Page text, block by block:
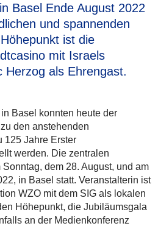
Basel Ende August 2022
und spannenden
ist die
mit Israels
Herzog als Ehrengast.
Basel konnten heute der
den anstehenden
125 Jahre Erster
werden. Die zentralen
dem 28. August, und am
in Basel statt. Veranstalterin ist
WZO mit dem SIG als lokalen
Höhepunkt, die Jubiläumsgala
an der Medienkonferenz